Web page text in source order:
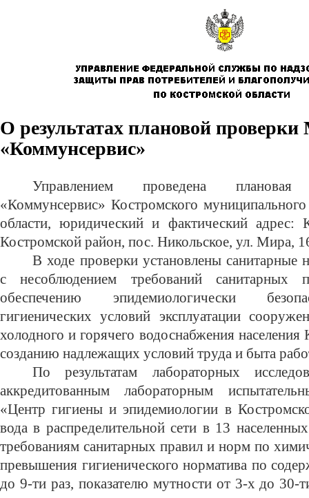
О результатах плановой
«Коммунсервис»
Управлением проведена
«Коммунсервис» Костромского
области, юридический и фактический адрес:
Костромской район, пос. Никольское, ул. Мира,
В ходе проверки установлены санитарные
с несоблюдением требований
обеспечению эпидемиологически
гигиенических условий эксплуатации
холодного и горячего водоснабжения населения
созданию надлежащих условий труда и быта
По результатам лабораторных
аккредитованным лабораторным
«Центр гигиены и эпидемиологии в
вода в распределительной сети в 13
требованиям санитарных правил и норм по
превышения гигиенического норматива по
до 9-ти раз, показателю мутности от 3-х до 30-